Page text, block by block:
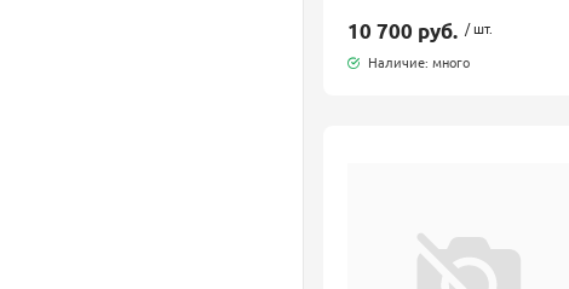
10 700 руб. / шт.
Наличие: много